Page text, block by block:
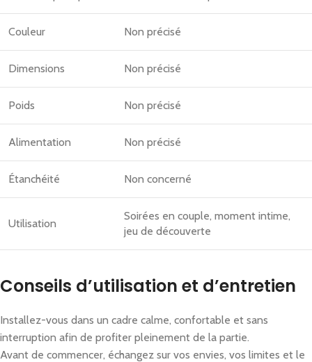
Couleur Non précisé
Dimensions Non précisé
Poids Non précisé
Alimentation Non précisé
Étanchéité Non concerné
Utilisation
Soirées en couple, moment intime,
jeu de découverte
Conseils d’utilisation et d’entretien
Installez-vous dans un cadre calme, confortable et sans
interruption afin de profiter pleinement de la partie.
Avant de commencer, échangez sur vos envies, vos limites et le